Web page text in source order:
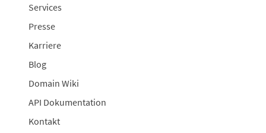
Services
Presse
Karriere
Blog
Domain Wiki
API Dokumentation
Kontakt